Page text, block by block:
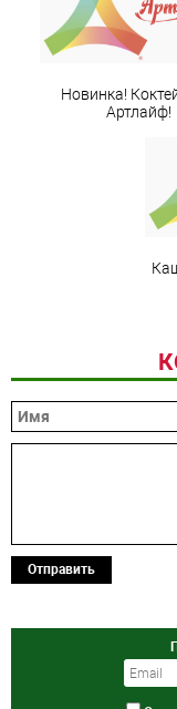
Новинка!
Артлайф!
Отправить